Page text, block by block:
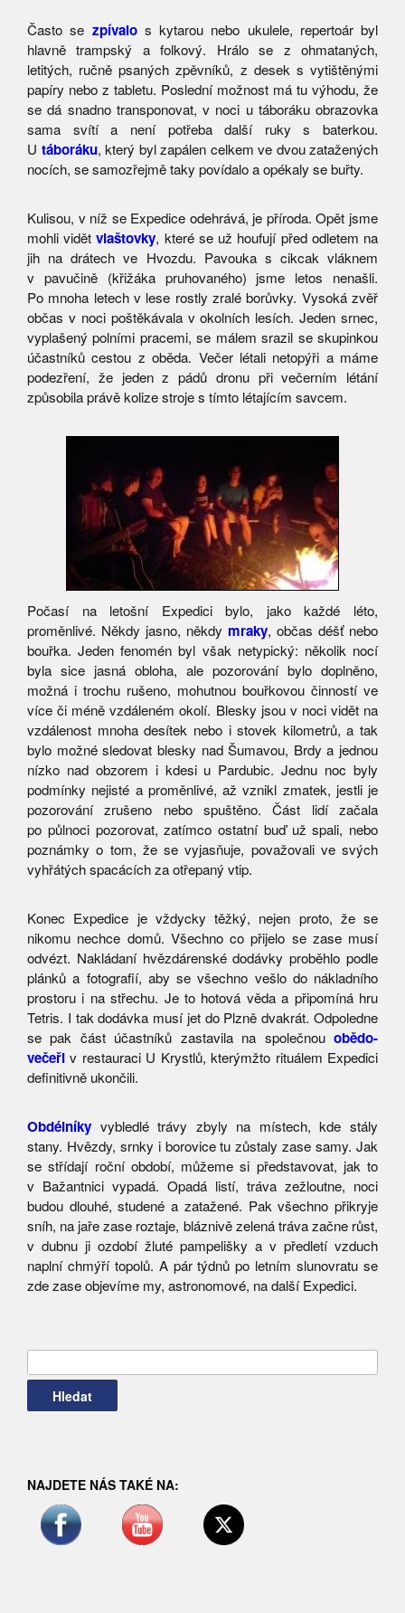
Často se zpívalos kytarou nebo ukulele, repertoár byl
hlavně trampský a folkový. Hrálo se z ohmataných,
letitých, ručně psaných zpěvníků, z desek s vytištěnými
papíry nebo z tabletu. Poslední možnost má tu výhodu, že
se dá snadno transponovat, v noci u táboráku obrazovka
sama svítí a není potřeba další ruky s baterkou.
U táboráku, který byl zapálen celkem ve dvou zatažených
nocích, se samozřejmě taky povídalo a opékaly se buřty.
Kulisou, v níž se Expedice odehrává, je příroda. Opět jsme
mohli vidětvlaštovky, které se už houfují před odletem na
jih na drátech ve Hvozdu. Pavouka s cikcak vláknem
v pavučině (křižáka pruhovaného) jsme letos nenašli.
Po mnoha letech v lese rostly zralé borůvky. Vysoká zvěř
občas v noci poštěkávala v okolních lesích. Jeden srnec,
vyplašený polními pracemi, se málem srazil se skupinkou
účastníků cestou z oběda. Večer létali netopýři a máme
podezření, že jeden z pádů dronu při večerním létání
způsobila právě kolize stroje s tímto létajícím savcem.
Počasí na letošní Expedici bylo, jako každé léto,
proměnlivé. Někdy jasno, někdy mraky, občas déšť nebo
bouřka. Jeden fenomén byl však netypický: několik nocí
byla sice jasná obloha, ale pozorování bylo doplněno,
možná i trochu rušeno, mohutnou bouřkovou činností ve
více či méně vzdáleném okolí. Blesky jsou v noci vidět na
vzdálenost mnoha desítek nebo i stovek kilometrů, a tak
bylo možné sledovat blesky nad Šumavou, Brdy a jednou
nízko nad obzorem i kdesi u Pardubic. Jednu noc byly
podmínky nejisté a proměnlivé, až vznikl zmatek, jestli je
pozorování zrušeno nebo spuštěno. Část lidí začala
po půlnoci pozorovat, zatímco ostatní buď už spali, nebo
poznámky o tom, že se vyjasňuje, považovali ve svých
vyhřátých spacácích za otřepaný vtip.
Konec Expedice je vždycky těžký, nejen proto, že se
nikomu nechce domů. Všechno co přijelo se zase musí
odvézt. Nakládaní hvězdárenské dodávky proběhlo podle
plánků a fotografií, aby se všechno vešlo do nákladního
prostoru i na střechu. Je to hotová věda a připomíná hru
Tetris. I tak dodávka musí jet do Plzně dvakrát. Odpoledne
se pak část účastníků zastavila na společnou obědo-
večeři v restauraci U Krystlů, kterýmžto rituálem Expedici
definitivně ukončili.
Obdélníky vybledlé trávy zbyly na místech, kde stály
stany. Hvězdy, srnky i borovice tu zůstaly zase samy. Jak
se střídají roční období, můžeme si představovat, jak to
v Bažantnici vypadá. Opadá listí, tráva zežloutne, noci
budou dlouhé, studené a zatažené. Pak všechno přikryje
sníh, na jaře zase roztaje, bláznivě zelená tráva začne růst,
v dubnu ji ozdobí žluté pampelišky a v předletí vzduch
naplní chmýří topolů. A pár týdnů po letním slunovratu se
zde zase objevíme my, astronomové, na další Expedici.
NAJDETE NÁS TAKÉ NA: